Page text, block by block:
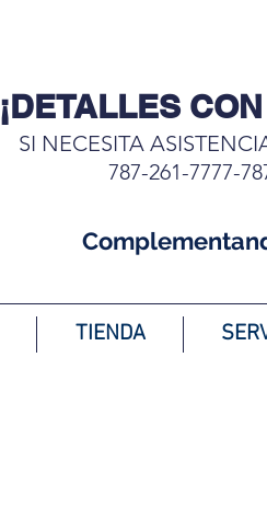
¡DETALLES
SI NECESITA
787-261-7777-
TIENDA